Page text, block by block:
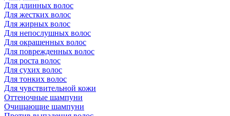
Для длинных волос
Для жестких волос
Для жирных волос
Для непослушных волос
Для окрашенных волос
Для поврежденных волос
Для роста волос
Для сухих волос
Для тонких волос
Для чувствительной кожи
Оттеночные шампуни
Очищающие шампуни